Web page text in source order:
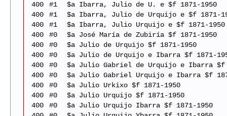
400
#1
$a Ibarra, Julio de U. e $f 1871-1950
400
#1
$a Ibarra, Julio de Urquijo e $f 1871-
400
#1
$a Ibarra, Julio Urquijo e $f 1871-1950
400
#0
$a José María de Zubiría $f 1871-1950
400
#0
$a Julio de Urquijo $f 1871-1950
400
#0
$a Julio de Urquijo e Ibarra $f 1871-
400
#0
$a Julio Gabriel de Urquijo e Ibarra $f
400
#0
$a Julio Gabriel Urquijo e Ibarra $f
400
#0
$a Julio Urkixo $f 1871-1950
400
#0
$a Julio Urquijo $f 1871-1950
400
#0
$a Julio Urquijo Ibarra $f 1871-1950